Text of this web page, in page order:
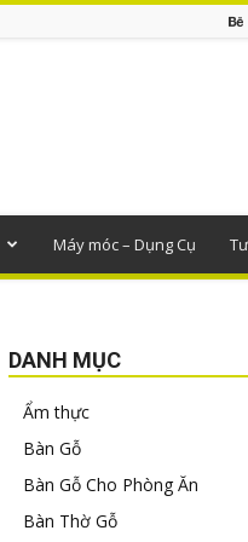
Máy móc – Dụng Cụ
DANH MỤC
Ẩm thực
Bàn Gỗ
Bàn Gỗ Cho Phòng Ăn
Bàn Thờ Gỗ